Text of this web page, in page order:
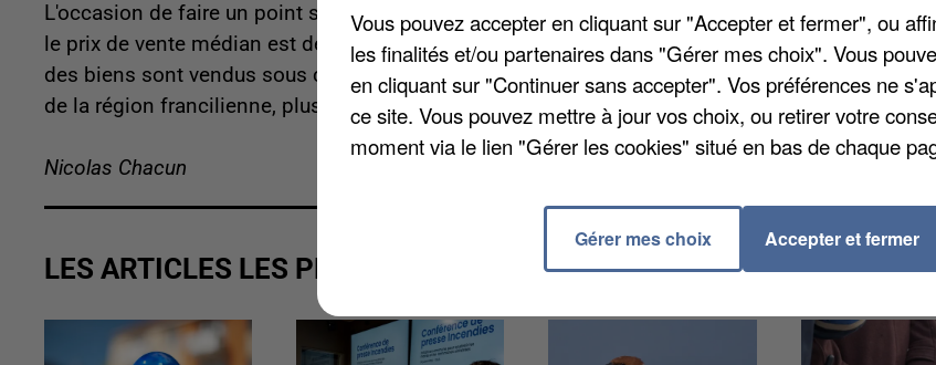
L'occasion de faire un point sur l'évolution du marché immobilier dans le département. En Eure-
le prix de vente médian est de 1.856 euros au mètre carré. Un prix « central », qui signifie que la
des biens sont vendus sous ce seuil, et l'autre moitié au-dessus. Sans surprise, plus on se
de la région francilienne, plus le prix de vente médian augmente.
Nicolas Chacun
LES ARTICLES LES PLUS VUS
Vous pouvez accepter en cliquant sur "Accepter et fermer", ou
les finalités et/ou partenaires dans "Gérer mes choix". Vous
en cliquant sur "Continuer sans accepter". Vos préférences ne
ce site. Vous pouvez mettre à jour vos choix, ou retirer votre
moment via le lien "Gérer les cookies" situé en bas de chaque
Gérer mes choix Accepter et fermer